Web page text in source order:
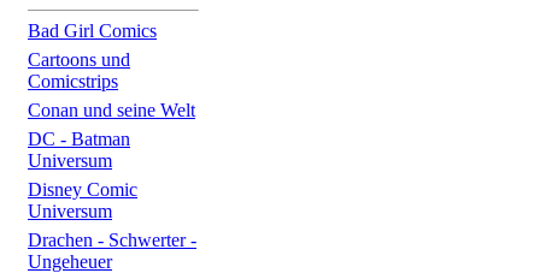
Bad Girl Comics
Cartoons und
Comicstrips
Conan und seine Welt
DC - Batman
Universum
Disney Comic
Universum
Drachen - Schwerter -
Ungeheuer